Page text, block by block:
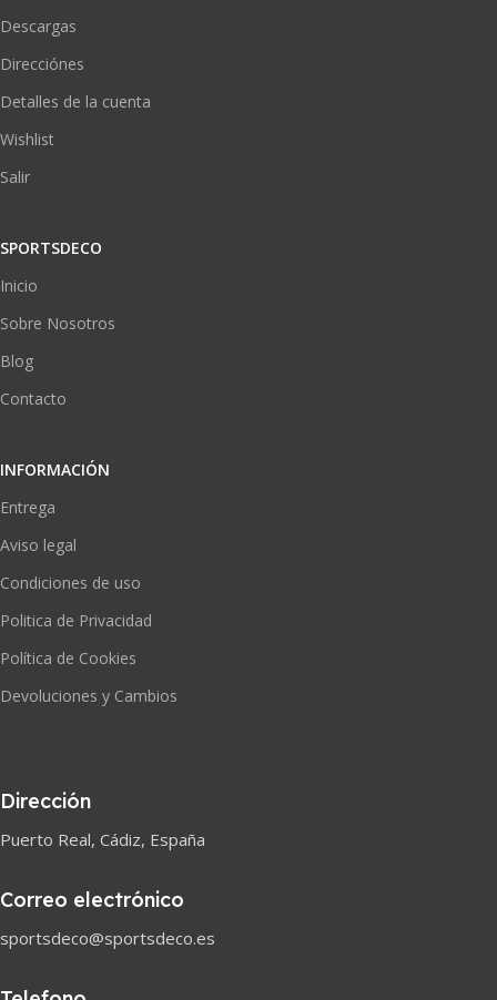
Descargas
Direcciónes
Detalles de la cuenta
Wishlist
Salir
SPORTSDECO
Inicio
Sobre Nosotros
Blog
Contacto
INFORMACIÓN
Entrega
Aviso legal
Condiciones de uso
Politica de Privacidad
Política de Cookies
Devoluciones y Cambios
Dirección
Puerto Real, Cádiz, España
Correo electrónico
sportsdeco@sportsdeco.es